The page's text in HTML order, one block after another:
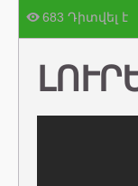
683 Դիտվել է